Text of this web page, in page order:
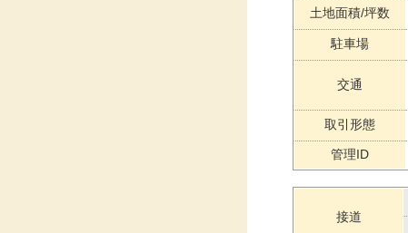
土地面積/坪数
駐車場
交通
取引形態
管理ID
接道